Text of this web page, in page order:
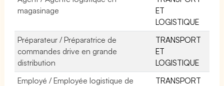
magasinage
ET
LOGISTIQUE
Préparateur / Préparatrice de
commandes drive en grande
distribution
TRANSPORT
ET
LOGISTIQUE
Employé / Employée logistique de
TRANSPORT